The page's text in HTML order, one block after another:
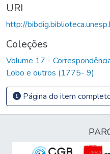
URI
http://
Coleções
Volume 17 -
Lobo e outros (1775- 9)
Página do item